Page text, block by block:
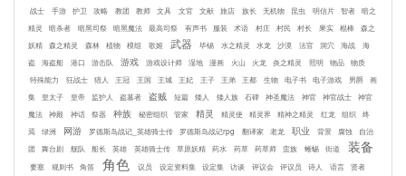
战士
手游 护卫 攻略 教团 教师 文具 文官 文献 旅店 族长 无机物 昆虫 明信片 智者
暗之
精灵
暗杀者 暗黑司祭 暗黑魔法 最高司祭 有声书 服装 术语 村庄 村民 村长 果实 棍棒
森之
妖精
森之精灵 森林 植物 模组 歌姬 武器 毕锡 水之精灵 水龙 沙漠 法官 洞穴 海战
海
盗
海盗船 港口 游击队 游戏 游戏设计师 湿地 漫画 火山 火龙 炎之精灵 照明 物品
物质
特殊能力
狂战士 猎人 王冠 王国 王城 王妃 王子 王弟 王都 生物 电子书 电子游戏 男爵
画
集
皇太子 皇帝 监护人 盗墓者 盗贼 短篇 矮人 矮人族 石碑 神圣魔法 神官 神官战士
神官
魔法
神殿 神话 祭器 种族 秘密组织 管家 精灵 精灵使 精灵界 精神之精灵 红龙 组织
终
焉
绿洲 网游 罗德斯岛战记_英雄骑士传 罗德斯岛战记rpg 翻译家 老龙 职业 背景 腐蚀
自治
团
舞台剧 舰队 船长 英雄 英雄骑士传 草原妖精 药水 药草 药草师 蛮族 蜥蜴 街道 装备
要塞 规则书 角笛 角色 议员 设定资料集 设定集 访谈 评议会 评议员 诗人 语言
贤者